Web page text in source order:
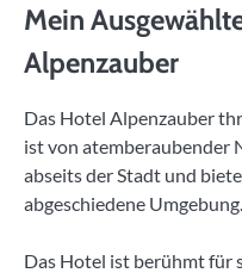
Mein
Alpenzauber
Das Hotel Alpenzauber
ist von atemberaubender
abseits der Stadt und
abgeschiedene Umgebung.
Das Hotel ist berühmt für